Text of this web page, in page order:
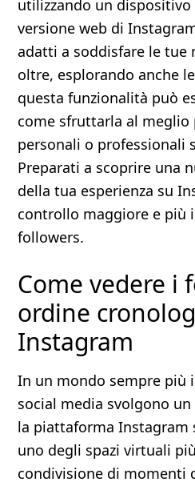
utilizzando un dispositivo
versione web di
adatti a soddisfare le tue
oltre, esplorando anche
questa funzionalità può
come sfruttarla al meglio
personali o professionali
Preparati a scoprire una
della tua esperienza su
controllo maggiore e più
followers.
Come vedere i
ordine
Instagram
In un mondo sempre più
social media svolgono
la piattaforma Instagram
uno degli spazi virtuali
condivisione di momenti